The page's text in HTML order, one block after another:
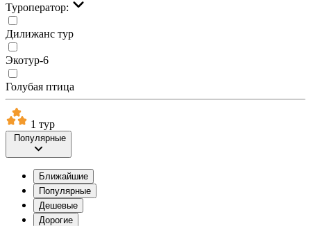
Туроператор:
Дилижанс тур
Экотур-6
Голубая птица
1 тур
Популярные
Ближайшие
Популярные
Дешевые
Дорогие